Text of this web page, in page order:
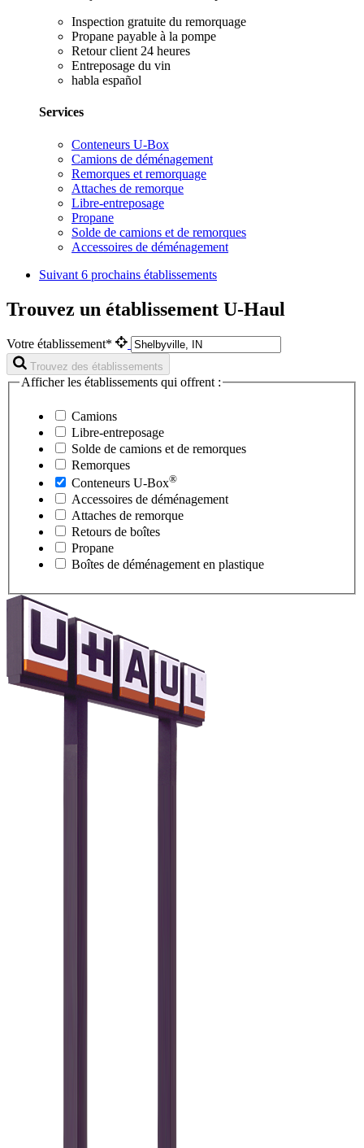
Inspection gratuite du remorquage
Propane payable à la pompe
Retour client 24 heures
Entreposage du vin
habla español
Services
Conteneurs U-Box
Camions de déménagement
Remorques et remorquage
Attaches de remorque
Libre-entreposage
Propane
Solde de camions et de remorques
Accessoires de déménagement
Suivant 6 prochains établissements
Trouvez un établissement U-Haul
Votre établissement*
Trouvez des établissements
Afficher les établissements qui offrent :
Camions
Libre-entreposage
Solde de camions et de remorques
Remorques
Conteneurs U-Box®
Accessoires de déménagement
Attaches de remorque
Retours de boîtes
Propane
Boîtes de déménagement en plastique